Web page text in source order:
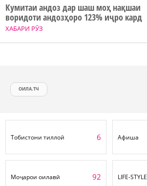
ХАБАРИ РӮЗ
Кумитаи андоз дар шаш моҳ нақшаи
воридоти андозҳоро 123% иҷро кард
ОИЛА.ТЧ
Тобистони тиллоӣ 6 Афиша
Моҷарои оилавӣ 92 LIFE-STYLE